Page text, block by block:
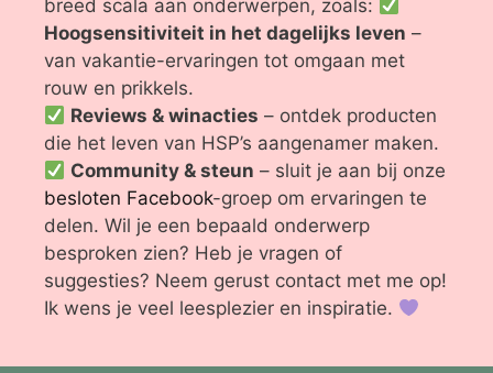
breed scala aan onderwerpen, zoals:
Hoogsensitiviteit in het dagelijks leven –
van vakantie-ervaringen tot omgaan met
rouw en prikkels.
Reviews & winacties – ontdek producten
die het leven van HSP’s aangenamer maken.
Community & steun – sluit je aan bij onze
besloten Facebook-groep om ervaringen te
delen. Wil je een bepaald onderwerp
besproken zien? Heb je vragen of
suggesties? Neem gerust contact met me op!
Ik wens je veel leesplezier en inspiratie.